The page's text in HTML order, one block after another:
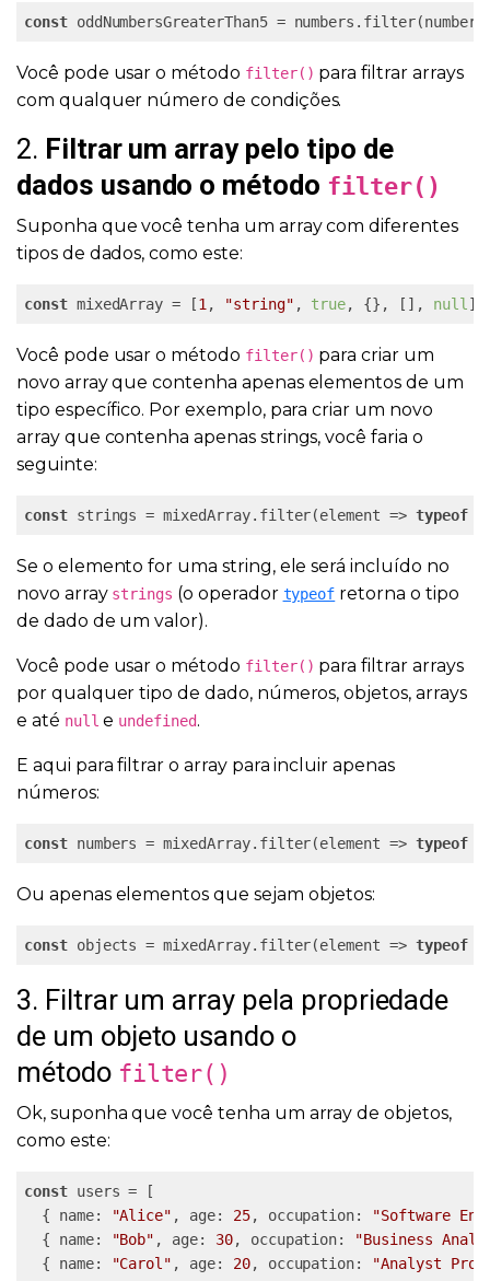
const oddNumbersGreaterThan5 = numbers.filter(number
Você pode usar o método filter() para filtrar arrays
com qualquer número de condições.
2. Filtrar um array pelo tipo de
dados usando o método filter()
Suponha que você tenha um array com diferentes
tipos de dados, como este:
const mixedArray = [1 , "string" , true, {}, [], null ];
Você pode usar o método filter() para criar um
novo array que contenha apenas elementos de um
tipo específico. Por exemplo, para criar um novo
array que contenha apenas strings, você faria o
seguinte:
const strings = mixedArray.filter(element => typeof
Se o elemento for uma string, ele será incluído no
novo array strings (o operador typeof retorna o tipo
de dado de um valor).
Você pode usar o método filter() para filtrar arrays
por qualquer tipo de dado, números, objetos, arrays
e até null e undefined.
E aqui para filtrar o array para incluir apenas
números:
const numbers = mixedArray.filter(element => typeof
Ou apenas elementos que sejam objetos:
const objects = mixedArray.filter(element => typeof
3. Filtrar um array pela propriedade
de um objeto usando o
método filter()
Ok, suponha que você tenha um array de objetos,
como este:
const users = [
  { name:
"Alice" , age: 25, occupation:
"Software
  { name:
"Bob" , age: 30, occupation:
"Business
  { name:
"Carol" , age: 20, occupation:
"Analyst